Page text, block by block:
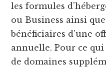
les formules
ou Business ainsi
bénéficiaires d’une
annuelle. Pour ce
de domaines